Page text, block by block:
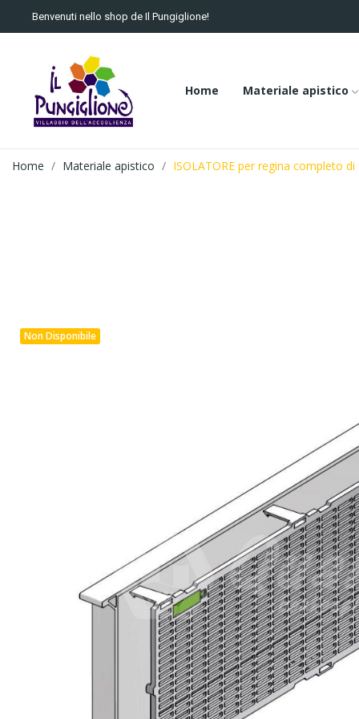
Benvenuti nello shop de Il Pungiglione!
Home Materiale apistico
Home Materiale apistico ISOLATORE per regina completo
Non Disponibile